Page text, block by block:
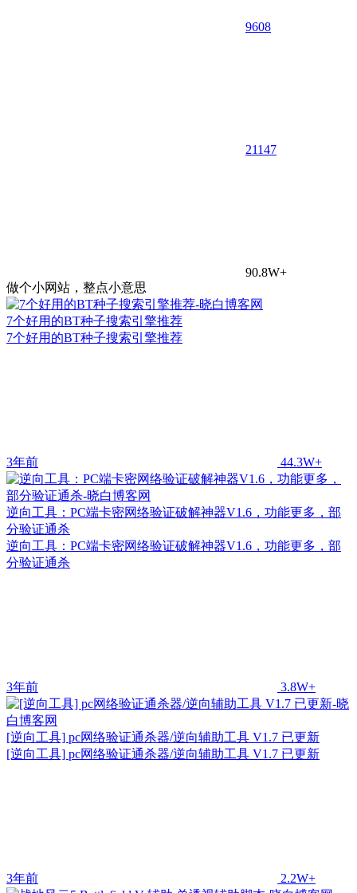
9608
21147
90.8W+
做个小网站，整点小意思
7个好用的BT种子搜索引擎推荐
7个好用的BT种子搜索引擎推荐
3年前 44.3W+
逆向工具：PC端卡密网络验证破解神器V1.6，功能更多，部
分验证通杀
逆向工具：PC端卡密网络验证破解神器V1.6，功能更多，部
分验证通杀
3年前 3.8W+
[逆向工具] pc网络验证通杀器/逆向辅助工具 V1.7 已更新
[逆向工具] pc网络验证通杀器/逆向辅助工具 V1.7 已更新
3年前 2.2W+